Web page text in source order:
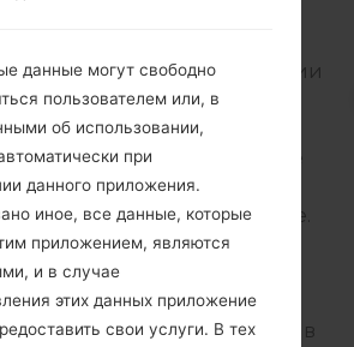
M33 5G (SM-M336B) на
Это заставляет нас
будет доступен в Индии
В отчете также
фотографии следующего
опубликованы в ближайшее
что Galaxy M33 5G получит
6,5 дюйма или больше.
1200 и 6 ГБ оперативной
что обнаружены в базе
В тесте одноядерного
получил 726 баллов, а в
данные могут свободно
пользователем или, в
об использовании,
при
данного приложения.
иное, все данные, которые
приложением, являются
и в случае
этих данных приложение
свои услуги. В тех